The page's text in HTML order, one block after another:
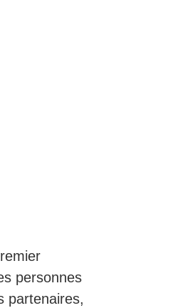
personnes
partenaires,